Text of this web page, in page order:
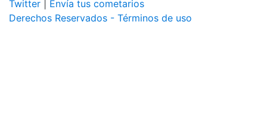
Twitter
Envía tus cometarios
Derechos Reservados - Términos de uso